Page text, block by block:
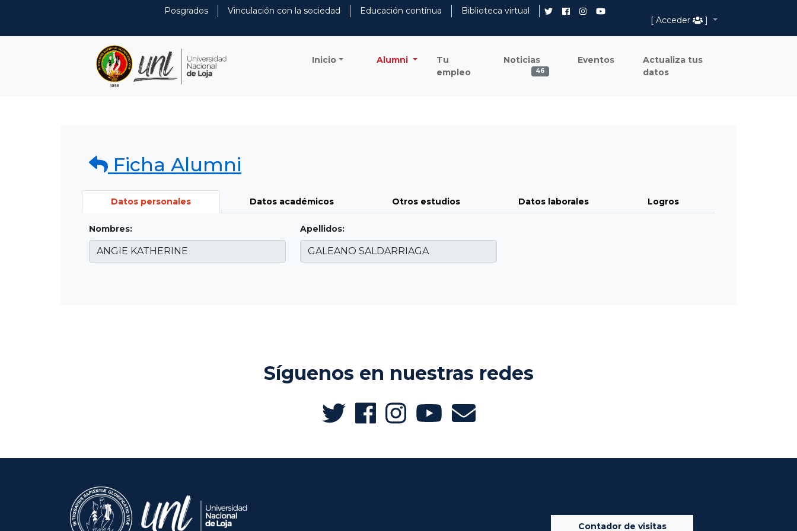
Posgrados Vinculación con la sociedad Educación contínua
Biblioteca virtual
[ Acceder
]
Inicio Alumni
Tu
empleo
Noticias
46
Eventos
Actualiza tus
datos
Ficha Alumni
Datos personales Datos académicos Otros estudios Datos laborales Logros
Nombres: Apellidos:
Síguenos en nuestras redes
Contador de visitas